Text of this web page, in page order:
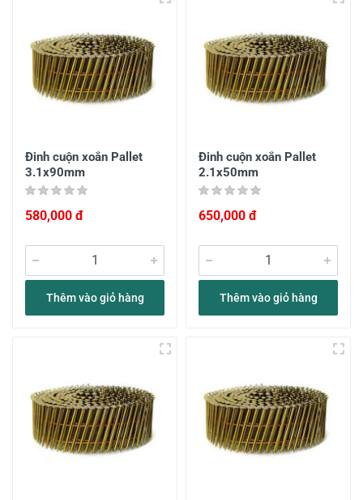
Đinh cuộn xoắn Pallet
3.1x90mm
580,000 đ
Thêm vào giỏ hàng
Đinh cuộn xoắn Pallet
2.1x50mm
650,000 đ
Thêm vào giỏ hàng